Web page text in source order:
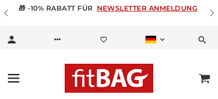
🎁 -10% RABATT FÜR NEWSLETTER ANMELDUNG